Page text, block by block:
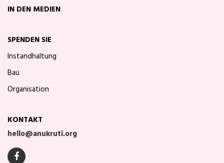
IN DEN MEDIEN
SPENDEN SIE
Instandhaltung
Bau
Organisation
KONTAKT
hello@anukruti.org